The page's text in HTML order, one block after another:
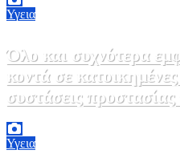
Υγεια
Όλο και συχνότερα
κοντά σε
συστάσεις
κόσμο
Υγεια